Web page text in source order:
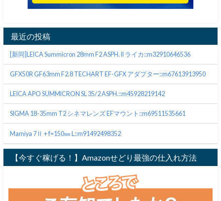
最近の投稿
[新同]LEICA Summicron 28mm F2 ASPH. II ライカ::m32910646536
GFX50R GF63mm F2.8 TECHART EF-GFX アダプター::m67613913950
LEICA APO SUMMICRON SL 35/2 ASPH.::m45928219142
SIGMA 18-35mm T2 シネマレンズ EFマウント::m69511535661
Mamiya 7Ⅱ + f=150㎜ L::m91492498352
【今すぐ稼げる！】Amazonせどり最強の仕入れ方法